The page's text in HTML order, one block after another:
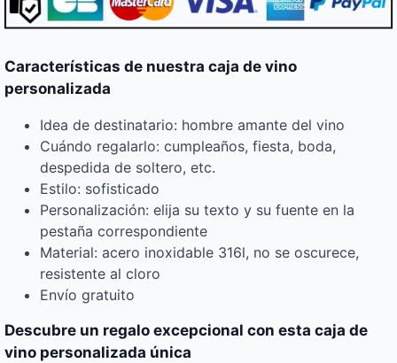
Características de nuestra caja de vino
personalizada
Idea de destinatario: hombre amante del vino
Cuándo regalarlo: cumpleaños, fiesta, boda,
despedida de soltero, etc.
Estilo: sofisticado
Personalización: elija su texto y su fuente en la
pestaña correspondiente
Material: acero inoxidable 316l, no se oscurece,
resistente al cloro
Envío gratuito
Descubre un regalo excepcional con esta caja de
vino personalizada única